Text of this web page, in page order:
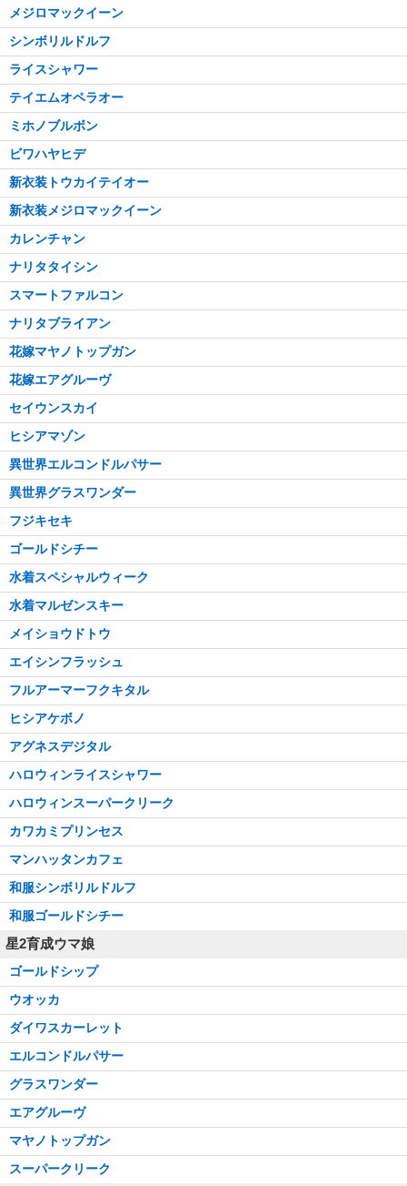
メジロマックイーン
シンボリルドルフ
ライスシャワー
テイエムオペラオー
ミホノブルボン
ビワハヤヒデ
新衣装トウカイテイオー
新衣装メジロマックイーン
カレンチャン
ナリタタイシン
スマートファルコン
ナリタブライアン
花嫁マヤノトップガン
花嫁エアグルーヴ
セイウンスカイ
ヒシアマゾン
異世界エルコンドルパサー
異世界グラスワンダー
フジキセキ
ゴールドシチー
水着スペシャルウィーク
水着マルゼンスキー
メイショウドトウ
エイシンフラッシュ
フルアーマーフクキタル
ヒシアケボノ
アグネスデジタル
ハロウィンライスシャワー
ハロウィンスーパークリーク
カワカミプリンセス
マンハッタンカフェ
和服シンボリルドルフ
和服ゴールドシチー
星2育成ウマ娘
ゴールドシップ
ウオッカ
ダイワスカーレット
エルコンドルパサー
グラスワンダー
エアグルーヴ
マヤノトップガン
スーパークリーク